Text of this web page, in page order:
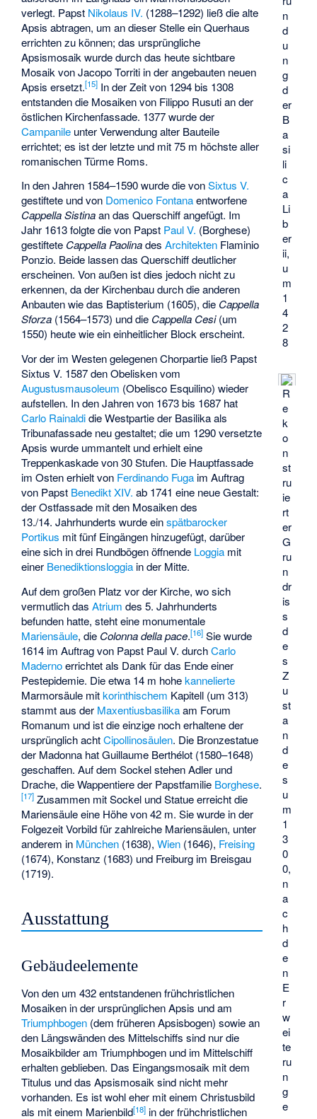
n
d
u
n
g
d
er
B
a
si
li
c
a
Li
b
er
ii,
u
m
1
4
2
8
R
e
k
o
n
st
ru
ie
rt
er
G
ru
n
dr
is
s
d
e
s
Z
u
st
a
n
d
e
s
u
m
1
3
0
0,
n
a
c
h
d
e
n
E
r
w
ei
te
ru
n
g
e
verlegt. Papst Nikolaus IV. (1288–1292) ließ die alte
Apsis abtragen, um an dieser Stelle ein Querhaus
errichten zu können; das ursprüngliche
Apsismosaik wurde durch das heute sichtbare
Mosaik vonJacopo Torriti in der angebauten neuen
Apsis ersetzt.[15] In der Zeit von 1294 bis 1308
entstanden die Mosaiken von Filippo Rusuti an der
östlichen Kirchenfassade. 1377 wurde der
Campanile unter Verwendung alter Bauteile
errichtet; es ist der letzte und mit 75 m höchste aller
romanischen Türme Roms.
In den Jahren 1584–1590 wurde die vonSixtus V.
gestiftete und von Domenico Fontanaentworfene
Cappella Sistinaan das Querschiff angefügt. Im
Jahr 1613 folgte die von Papst Paul V. (Borghese)
gestiftete Cappella PaolinadesArchitekten Flaminio
Ponzio. Beide lassen das Querschiff deutlicher
erscheinen. Von außen ist dies jedoch nicht zu
erkennen, da der Kirchenbau durch die anderen
Anbauten wie das Baptisterium (1605), die Cappella
Sforza (1564–1573) und die Cappella Cesi(um
1550) heute wie ein einheitlicher Block erscheint.
Vor der im Westen gelegenen Chorpartie ließ Papst
Sixtus V. 1587 den Obelisken vom
Augustusmausoleum (Obelisco Esquilino) wieder
aufstellen. In den Jahren von 1673 bis 1687 hat
Carlo Rainaldidie Westpartie der Basilika als
Tribunafassade neu gestaltet; die um 1290 versetzte
Apsis wurde ummantelt und erhielt eine
Treppenkaskade von 30 Stufen. Die Hauptfassade
im Osten erhielt von Ferdinando Fuga im Auftrag
von Papst Benedikt XIV. ab 1741 eine neue Gestalt:
der Ostfassade mit den Mosaiken des
13./14. Jahrhunderts wurde einspätbarocker
Portikus mit fünf Eingängen hinzugefügt, darüber
eine sich in drei Rundbögen öffnende Loggia mit
einer Benediktionsloggia in der Mitte.
Auf dem großen Platz vor der Kirche, wo sich
vermutlich dasAtrium des 5. Jahrhunderts
befunden hatte, steht eine monumentale
Mariensäule, die Colonna della pace.[16] Sie wurde
1614 im Auftrag von Papst Paul V. durchCarlo
Madernoerrichtet als Dank für das Ende einer
Pestepidemie. Die etwa 14 m hohekannelierte
Marmorsäule mitkorinthischem Kapitell (um 313)
stammt aus der Maxentiusbasilikaam Forum
Romanum und ist die einzige noch erhaltene der
ursprünglich achtCipollinosäulen. Die Bronzestatue
der Madonna hat Guillaume Berthélot (1580–1648)
geschaffen. Auf dem Sockel stehen Adler und
Drache, die Wappentiere der Papstfamilie Borghese.
[17] Zusammen mit Sockel und Statue erreicht die
Mariensäule eine Höhe von 42 m. Sie wurde in der
Folgezeit Vorbild für zahlreiche Mariensäulen, unter
anderem in München (1638),Wien (1646), Freising
(1674), Konstanz (1683) und Freiburg im Breisgau
(1719).
Ausstattung
Gebäudeelemente
Von den um 432 entstandenen frühchristlichen
Mosaiken in der ursprünglichen Apsis und am
Triumphbogen (dem früheren Apsisbogen) sowie an
den Längswänden des Mittelschiffs sind nur die
Mosaikbilder am Triumphbogen und im Mittelschiff
erhalten geblieben. Das Eingangsmosaik mit dem
Titulus und das Apsismosaik sind nicht mehr
vorhanden. Es ist wohl eher mit einem Christusbild
als mit einem Marienbild[18] in der frühchristlichen